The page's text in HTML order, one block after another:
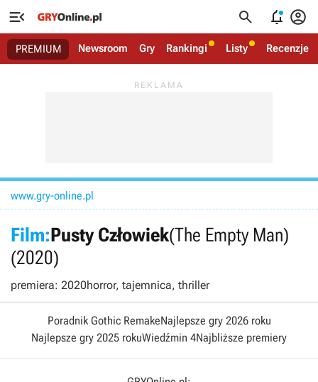
   
PREMIUM Newsroom Gry Rankingi Listy Recenzje
www.gry-online.pl
Film:Pusty Człowiek(The Empty Man)
(2020)
premiera: 2020horror, tajemnica, thriller
Poradnik Gothic RemakeNajlepsze gry 2026 roku
Najlepsze gry 2025 rokuWiedźmin 4Najbliższe premiery